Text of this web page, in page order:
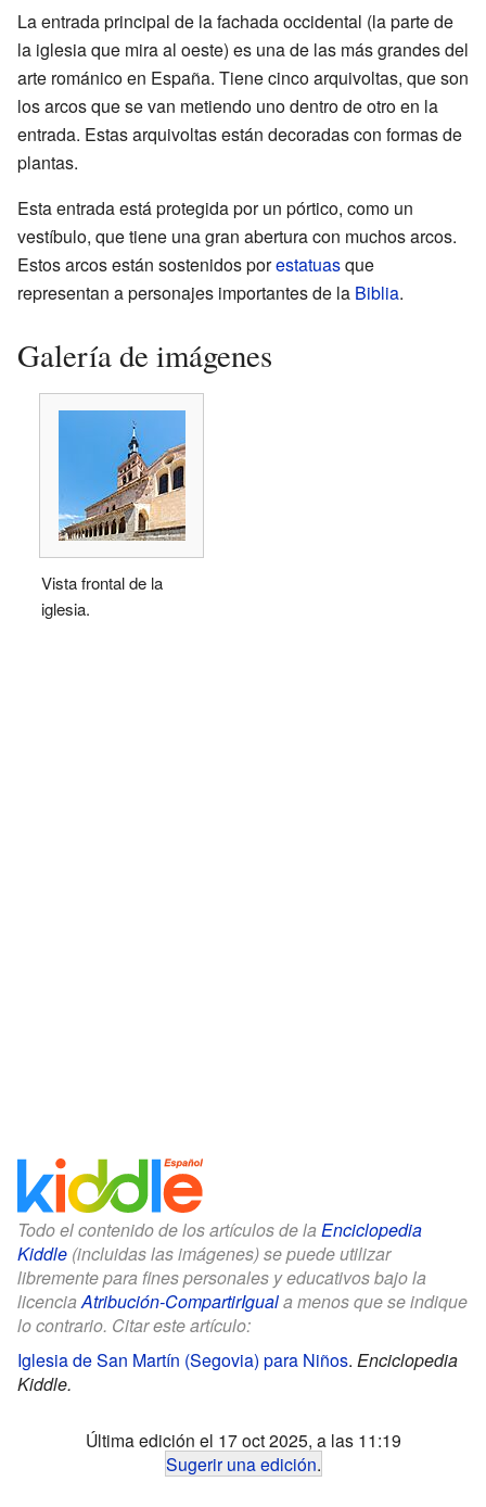
La entrada principal de la fachada occidental (la parte de
la iglesia que mira al oeste) es una de las más grandes del
arte románico en España. Tiene cinco arquivoltas, que son
los arcos que se van metiendo uno dentro de otro en la
entrada. Estas arquivoltas están decoradas con formas de
plantas.
Esta entrada está protegida por un pórtico, como un
vestíbulo, que tiene una gran abertura con muchos arcos.
Estos arcos están sostenidos porestatuasque
representan a personajes importantes de la Biblia.
Galería de imágenes
Vista frontal de la
iglesia.
Todo el contenido de los artículos de la Enciclopedia
Kiddle (incluidas las imágenes) se puede utilizar
libremente para fines personales y educativos bajo la
licenciaAtribución-CompartirIguala menos que se indique
lo contrario. Citar este artículo:
Iglesia de San Martín (Segovia) para Niños. Enciclopedia
Kiddle.
Última edición el 17 oct 2025, a las 11:19
Sugerir una edición.